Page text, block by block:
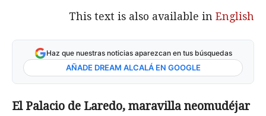
This text is also available in English
Haz que nuestras noticias aparezcan en tus búsquedas
AÑADE DREAM ALCALÁ EN GOOGLE
El Palacio de Laredo, maravilla neomudéjar